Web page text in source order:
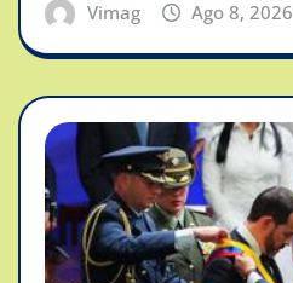
Vimag Ago 8, 2026